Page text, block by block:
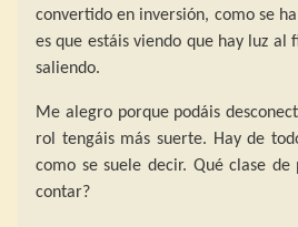
convertido en inversión, como se
es que estáis viendo que hay luz al
saliendo.
Me alegro porque podáis
rol tengáis más suerte. Hay de
como se suele decir. Qué clase de
contar?